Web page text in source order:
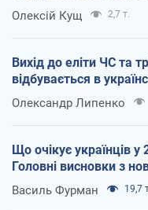
Олексій Кущ 2,7 т.
Вихід до еліти ЧС та
відбувається в
Олександр Липенко
Що очікує українців
Головні висновки з
Василь Фурман 19,7